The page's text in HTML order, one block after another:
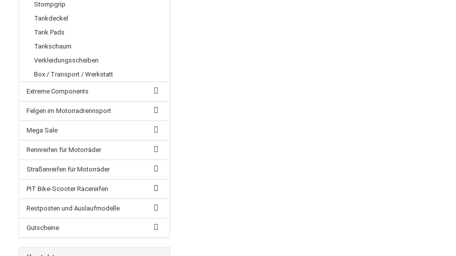
Stompgrip
Tankdeckel
Tank Pads
Tankschaum
Verkleidungsscheiben
Box / Transport / Werkstatt
Extreme Components
Felgen im Motorradrennsport
Mega Sale
Rennreifen für Motorräder
Straßenreifen für Motorräder
PIT Bike-Scooter Racereifen
Restposten und Auslaufmodelle
Gutscheine